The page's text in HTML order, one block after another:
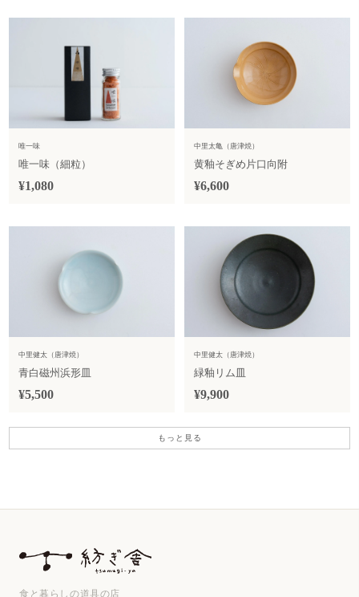
唯一味
唯一味（細粒）
¥1,080
中里太亀（唐津焼）
黄釉そぎめ片口向附
¥6,600
中里健太（唐津焼）
青白磁州浜形皿
¥5,500
中里健太（唐津焼）
緑釉リム皿
¥9,900
もっと見る
食と暮らしの道具の店